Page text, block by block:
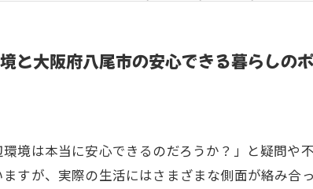
と大阪府八尾市の安心できる暮らしの
境は本当に安心できるのだろうか？」と疑問や
すが、実際の生活にはさまざまな側面が絡み合